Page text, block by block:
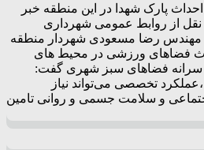
پارک شهدا در این منطقه خبر
نقل از روابط عمومی شهرداری
مهندس رضا مسعودی شهردار منطقه
فضاهای ورزشی در محیط های
سرانه فضاهای سبز شهری گفت:
تخصصی می‌تواند نیاز
و سلامت جسمی و روانی تامین